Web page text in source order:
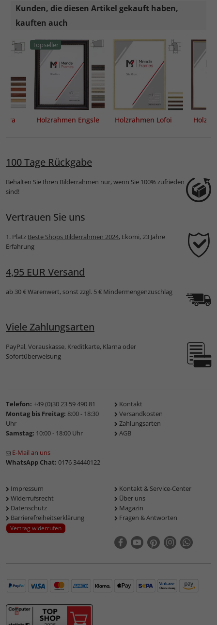
Kunden, die diesen Artikel gekauft haben,
kauften auch
Topseller
Holzrahmen Engsle Holzrahmen Lofoi
100 Tage Rückgabe
Behalten Sie Ihren Bilderrahmen nur, wenn Sie 100% zufrieden
sind!
Vertrauen Sie uns
1. Platz Beste Shops Bilderrahmen 2024, Ekomi, 23 Jahre
Erfahrung
4,95 EUR Versand
ab 30 € Warenwert, sonst zzgl. 5 € Mindermengenzuschlag
Viele Zahlungsarten
PayPal, Vorauskasse, Kreditkarte, Klarna oder
Sofortüberweisung
Telefon: +49 (0)30 23 59 490 81
Montag bis Freitag: 8:00 - 18:30
Uhr
Samstag: 10:00 - 18:00 Uhr
E-Mail an uns
WhatsApp Chat: 0176 34440122
Kontakt
Versandkosten
Zahlungsarten
AGB
Impressum
Widerrufsrecht
Datenschutz
Barrierefreiheitserklärung
Vertrag widerrufen
Kontakt & Service-Center
Über uns
Magazin
Fragen & Antworten